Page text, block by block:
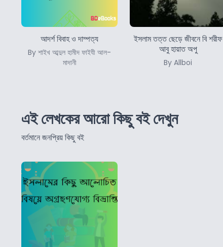
আদর্শ বিবাহ ও দাম্পত্য
By শাইখ আব্দুল হামীদ ফাইযী আল-
মাদানী
ইসলাম তত্ত ছেড়ে জীবনে বি শরীফ
আবু হায়াত অপু
By Allboi
এই লেখকের আরো কিছু বই দেখুন
বর্তমানে জনপ্রিয় কিছু বই